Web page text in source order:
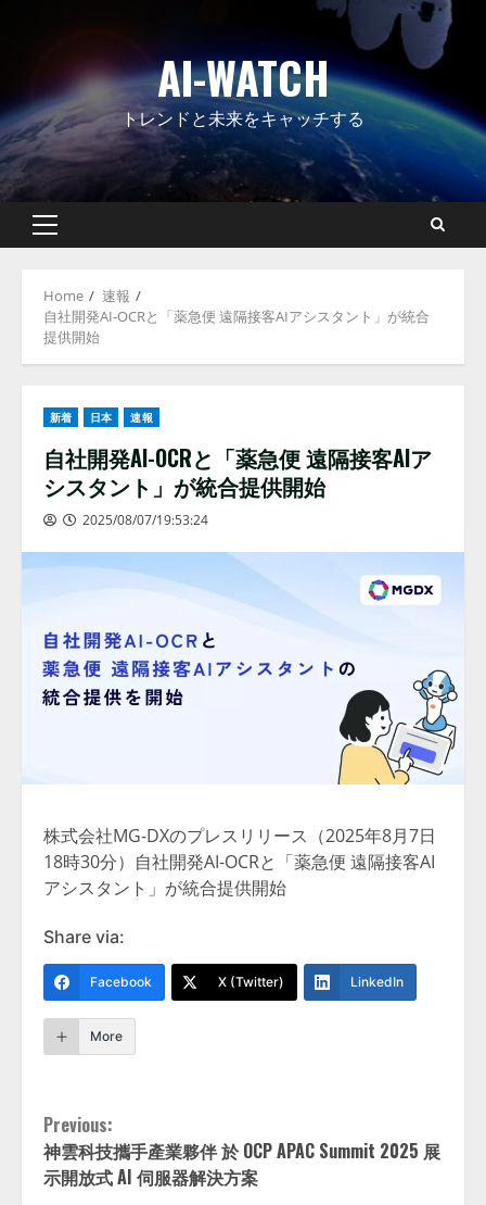
AI-WATCH
トレンドと未来をキャッチする
Primary
Home
速報
自社開発AI-OCRと「薬急便 遠隔接客AIアシスタント」が統合
提供開始
新着 日本 速報
自社開発AI-OCRと「薬急便 遠隔接客AIア
シスタント」が統合提供開始
2025/08/07/19:53:24
株式会社MG-DXのプレスリリース（2025年8月7日
18時30分）自社開発AI-OCRと「薬急便 遠隔接客AI
アシスタント」が統合提供開始
Share via:
Facebook X (Twitter) LinkedIn
More
Continue
Reading
Previous:
神雲科技攜手產業夥伴 於 OCP APAC Summit 2025 展
示開放式 AI 伺服器解決方案